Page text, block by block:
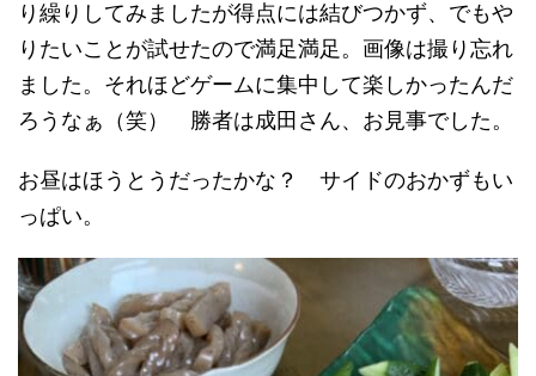
り繰りしてみましたが得点には結びつかず、でもや
りたいことが試せたので満足満足。画像は撮り忘れ
ました。それほどゲームに集中して楽しかったんだ
ろうなぁ（笑） 勝者は成田さん、お見事でした。
お昼はほうとうだったかな？ サイドのおかずもい
っぱい。